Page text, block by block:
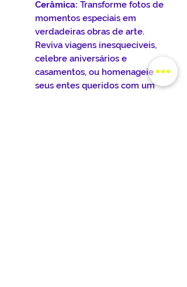
Cerâmica: Transforme fotos de
momentos especiais em
verdadeiras obras de arte.
Reviva viagens inesquecíveis,
celebre aniversários e
casamentos, ou homenageie
seus entes queridos com um